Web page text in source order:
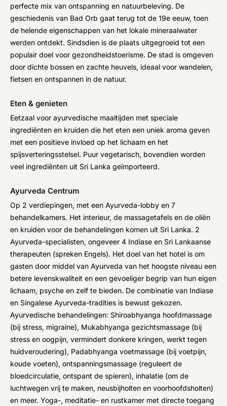
perfecte mix van ontspanning en natuurbeleving. De
geschiedenis van Bad Orb gaat terug tot de 19e eeuw, toen
de helende eigenschappen van het lokale mineraalwater
werden ontdekt. Sindsdien is de plaats uitgegroeid tot een
populair doel voor gezondheidstoerisme. De stad is omgeven
door dichte bossen en zachte heuvels, ideaal voor wandelen,
fietsen en ontspannen in de natuur.
Eten & genieten
Eetzaal voor ayurvedische maaltijden met speciale
ingrediënten en kruiden die het eten een uniek aroma geven
met een positieve invloed op het lichaam en het
spijsverteringsstelsel. Puur vegetarisch, bovendien worden
veel ingrediënten uit Sri Lanka geïmporteerd.
Ayurveda Centrum
Op 2 verdiepingen, met een Ayurveda-lobby en 7
behandelkamers. Het interieur, de massagetafels en de oliën
en kruiden voor de behandelingen komen uit Sri Lanka. 2
Ayurveda-specialisten, ongeveer 4 Indiase en Sri Lankaanse
therapeuten (spreken Engels). Het doel van het hotel is om
gasten door middel van Ayurveda van het hoogste niveau een
betere levenskwaliteit en een gevoeliger begrip van hun eigen
lichaam, psyche en zelf te bieden. De combinatie van Indiase
en Singalese Ayurveda-tradities is bewust gekozen.
Ayurvedische behandelingen: Shiroabhyanga hoofdmassage
(bij stress, migraine), Mukabhyanga gezichtsmassage (bij
stress en oogpijn, vermindert donkere kringen, werkt tegen
huidveroudering), Padabhyanga voetmassage (bij voetpijn,
koude voeten), ontspanningsmassage (reguleert de
bloedcirculatie, ontspant de spieren), inhalatie (om de
luchtwegen vrij te maken, neusbijholten en voorhoofdsholten)
en meer. Yoga-, meditatie- en rustkamer met directe toegang